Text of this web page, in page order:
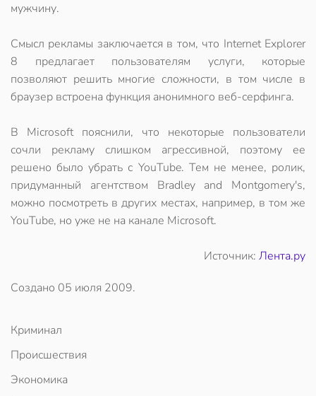
мужчину.
Смысл рекламы заключается в том, что Internet Explorer
8 предлагает пользователям услуги, которые
позволяют решить многие сложности, в том числе в
браузер встроена функция анонимного веб-серфинга.
В Microsoft пояснили, что некоторые пользователи
сочли рекламу слишком агрессивной, поэтому ее
решено было убрать с YouTube. Тем не менее, ролик,
придуманный агентством Bradley and Montgomery's,
можно посмотреть в других местах, например, в том же
YouTube, но уже не на канале Microsoft.
Источник: Лента.ру
Создано 05 июля 2009.
Криминал
Происшествия
Экономика